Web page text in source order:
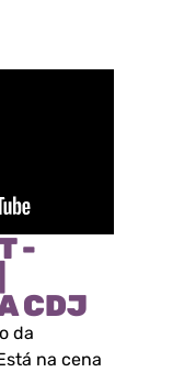
-
CDJ
da
na cena